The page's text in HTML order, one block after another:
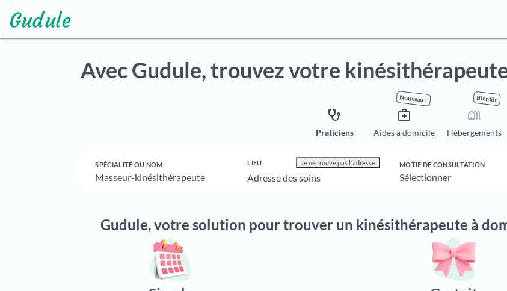
Avec Gudule,trouvez votre
stethoscope
Praticiens
Nouveau !
medical_services
Aides à domicile
Bientôt
holiday_village
Hébergements
SPÉCIALITÉ OU NOM LIEU Je ne trouve pas l'adresse MOTIF DE CONSULTATION
Gudule, votre solution pour trouver un kinésithérapeute à